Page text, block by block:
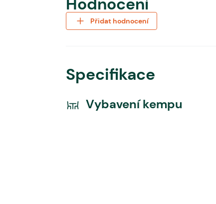
Přidat hodnocení
Specifikace
Vybavení kempu